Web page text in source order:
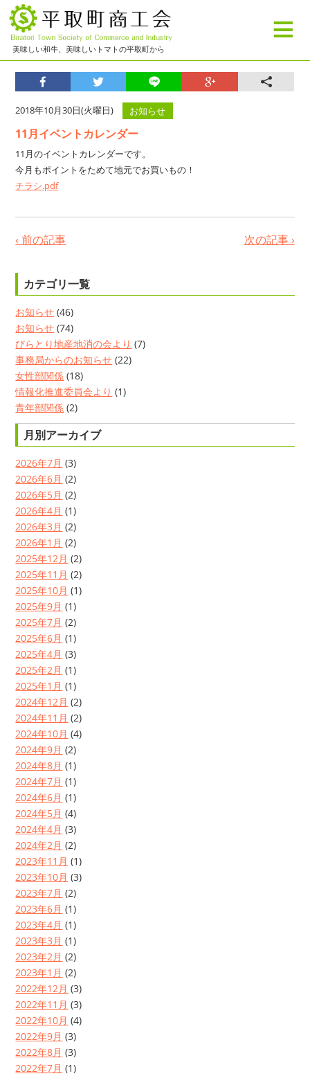
美味しい和牛、美味しいトマトの平取町から ≡
2018年10月30日(火曜日) お知らせ
11月イベントカレンダー
11月のイベントカレンダーです。
今月もポイントをためて地元でお買いもの！
チラシ.pdf
‹ 前の記事 次の記事 ›
カテゴリ一覧
お知らせ (46)
お知らせ (74)
びらとり地産地消の会より (7)
事務局からのお知らせ (22)
女性部関係 (18)
情報化推進委員会より (1)
青年部関係 (2)
月別アーカイブ
2026年7月 (3)
2026年6月 (2)
2026年5月 (2)
2026年4月 (1)
2026年3月 (2)
2026年1月 (2)
2025年12月 (2)
2025年11月 (2)
2025年10月 (1)
2025年9月 (1)
2025年7月 (2)
2025年6月 (1)
2025年4月 (3)
2025年2月 (1)
2025年1月 (1)
2024年12月 (2)
2024年11月 (2)
2024年10月 (4)
2024年9月 (2)
2024年8月 (1)
2024年7月 (1)
2024年6月 (1)
2024年5月 (4)
2024年4月 (3)
2024年2月 (2)
2023年11月 (1)
2023年10月 (3)
2023年7月 (2)
2023年6月 (1)
2023年4月 (1)
2023年3月 (1)
2023年2月 (2)
2023年1月 (2)
2022年12月 (3)
2022年11月 (3)
2022年10月 (4)
2022年9月 (3)
2022年8月 (3)
2022年7月 (1)